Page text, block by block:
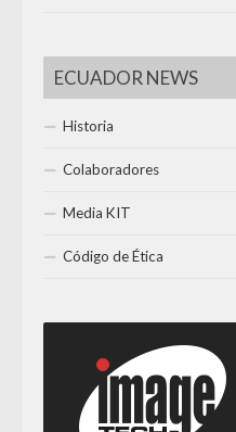
ECUADOR NEWS
Historia
Colaboradores
Media KIT
Código de Ética